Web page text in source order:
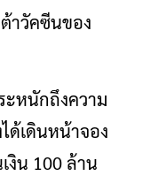
าวัคซีนของ
ะหนักถึงความ
ด้เดินหน้าจอง
งิน 100 ล้าน